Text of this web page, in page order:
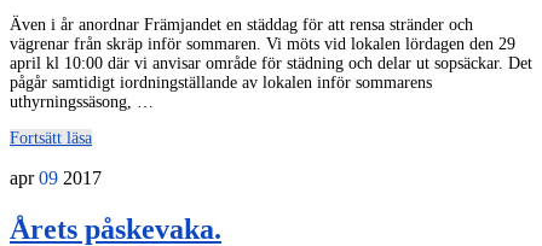
Även i år anordnar Främjandet en städdag för att rensa stränder och
vägrenar från skräp inför sommaren. Vi möts vid lokalen lördagen den 29
april kl 10:00 där vi anvisar område för städning och delar ut sopsäckar. Det
pågår samtidigt iordningställande av lokalen inför sommarens
uthyrningssäsong, …
Fortsätt läsa
apr 09 2017
Årets påskevaka.